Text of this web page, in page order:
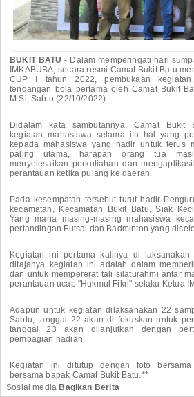
BUKIT BATU - Dalam memperingati hari
IMKABUBA, secara resmi Camat Bukit Batu
CUP I tahun 2022, pembukaan
tendangan bola pertama oleh Camat Bukit
M.Si, Sabtu (22/10/2022).
Didalam kata sambutannya, Camat Bukit
kegiatan mahasiswa selama itu hal yang
kepada mahasiswa yang hadir untuk terus
paling utama, harapan orang tua
menyelesaikan perkuliahan dan
perantauan ketika pulang ke daerah.
Pada kesempatan tersebut turut hadir
kecamatan, Kecamatan Bukit Batu, Siak
Yang mana masing-masing mahasiswa
pertandingan Futsal dan Badminton yang
Kegiatan ini pertama kalinya di
ditajanya kegiatan ini adalah dalam
dan untuk mempererat tali silaturahmi antar
perantauan ucap "Hukmul Fikri" selaku Ketua
Adapun untuk kegiatan dilaksanakan 22
Sabtu, tanggal 22 akan di fokuskan untuk
tanggal 23 akan dilanjutkan dengan
pembagian hadiah.
Kegiatan ini ditutup dengan foto
bersama bapak Camat Bukit Batu.**
Sosial media Bagikan Berita